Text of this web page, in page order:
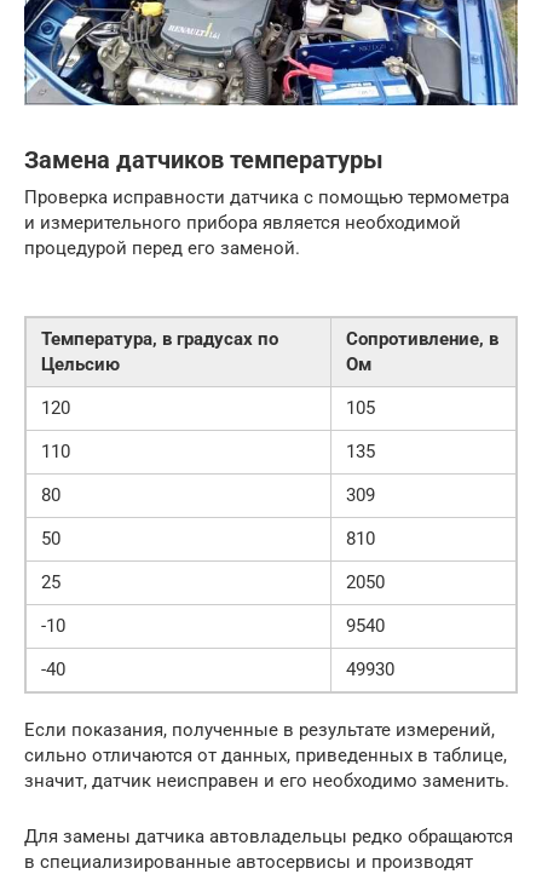
Замена датчиков температуры
Проверка исправности датчика с помощью термометра
и измерительного прибора является необходимой
процедурой перед его заменой.
Температура, в градусах по
Цельсию
Сопротивление, в
Ом
120
105
110
135
80
309
50
810
25
2050
-10
9540
-40
49930
Если показания, полученные в результате измерений,
сильно отличаются от данных, приведенных в таблице,
значит, датчик неисправен и его необходимо заменить.
Для замены датчика автовладельцы редко обращаются
в специализированные автосервисы и производят